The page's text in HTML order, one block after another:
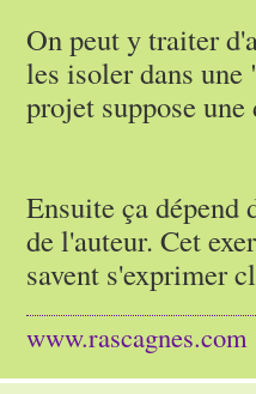
On peut y traiter
les isoler dans
projet suppose
Ensuite ça dépend
de l'auteur. Cet
savent s'exprimer
www.rascagnes.com